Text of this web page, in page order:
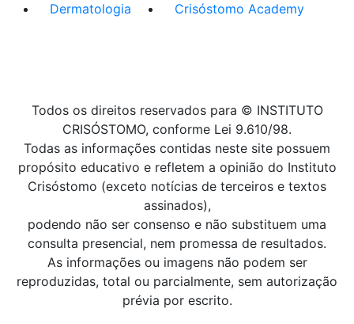
Dermatologia
Crisóstomo Academy
Todos os direitos reservados para © INSTITUTO
CRISÓSTOMO, conforme Lei 9.610/98.
Todas as informações contidas neste site possuem
propósito educativo e refletem a opinião do Instituto
Crisóstomo (exceto notícias de terceiros e textos
assinados),
podendo não ser consenso e não substituem uma
consulta presencial, nem promessa de resultados.
As informações ou imagens não podem ser
reproduzidas, total ou parcialmente, sem autorização
prévia por escrito.